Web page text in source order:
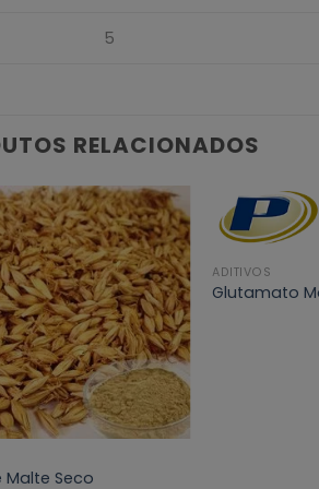
5
RELACIONADOS
Malte Seco
ADITIVOS
Glutamato